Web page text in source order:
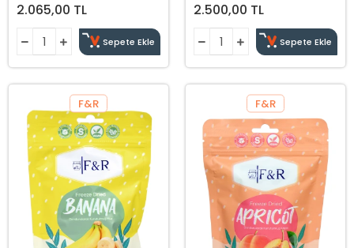
2.065,00 TL
Sepete Ekle
2.500,00 TL
Sepete Ekle
F&R F&R